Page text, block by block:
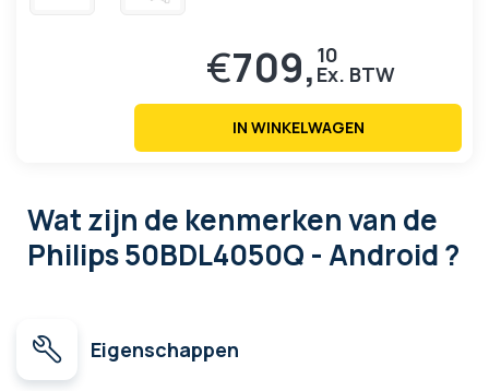
€709, 10
IN WINKELWAGEN
Wat zijn de kenmerkenvan de
Philips 50BDL4050Q - Android ?
Eigenschappen